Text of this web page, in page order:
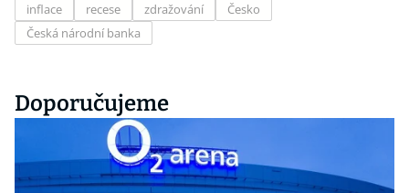
inflace recese zdražování
Česko
Česká národní banka
Doporučujeme